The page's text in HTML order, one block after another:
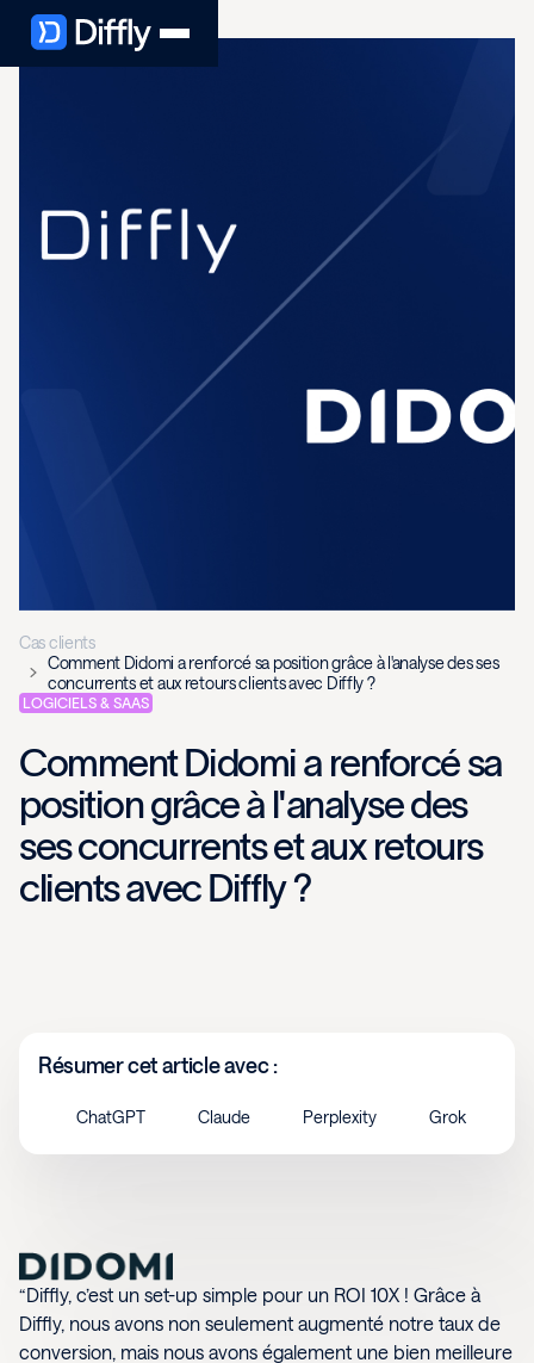
Cas clients
Comment Didomi a renforcé sa position grâce à l'analyse des ses
concurrents et aux retours clients avec Diffly ?
LOGICIELS & SAAS
Comment Didomi a renforcé sa
position grâce à l'analyse des
ses concurrents et aux retours
clients avec Diffly ?
Résumer cet article avec :
ChatGPT Claude Perplexity Grok
“Diffly, c’est un set-up simple pour un ROI 10X ! Grâce à
Diffly, nous avons non seulement augmenté notre taux de
conversion, mais nous avons également une bien meilleure